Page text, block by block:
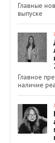
Главные
выпуске
Главное
наличие